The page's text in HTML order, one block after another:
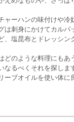
ャーハンの味付けや
は刺身にかけてカル
、塩昆布とドレッシ
どのような料理にも
なるべくそれを探し
ーブオイルを使い体